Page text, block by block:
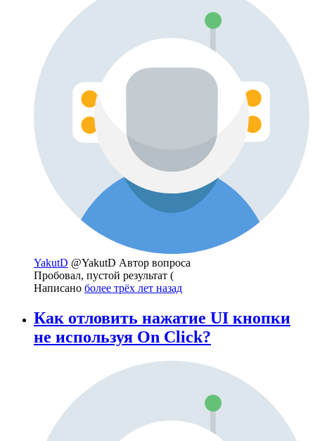
YakutD @YakutD Автор вопроса
Пробовал, пустой результат (
Написано более трёх лет назад
Как отловить нажатие UI кнопки
не используя On Click?